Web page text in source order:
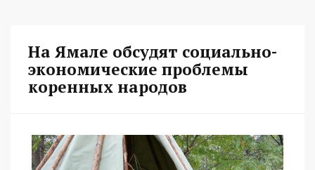
На Ямале обсудят социально-
экономические проблемы
коренных народов